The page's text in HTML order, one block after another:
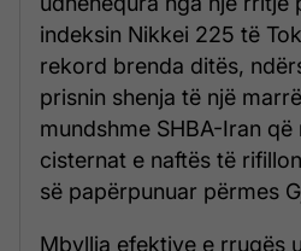
indeksin Nikkei 225 të
rekord brenda ditës,
prisnin shenja të një
mundshme SHBA-Iran
cisternat e naftës të
së papërpunuar përmes
Mbyllja efektive e rrugës